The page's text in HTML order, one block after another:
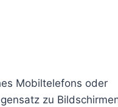
Mobiltelefons oder
zu